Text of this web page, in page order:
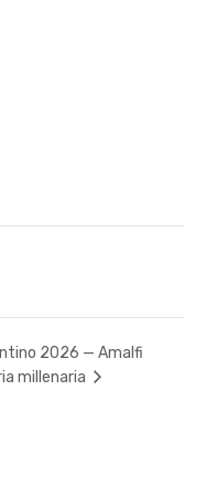
2026 — Amalfi
millenaria